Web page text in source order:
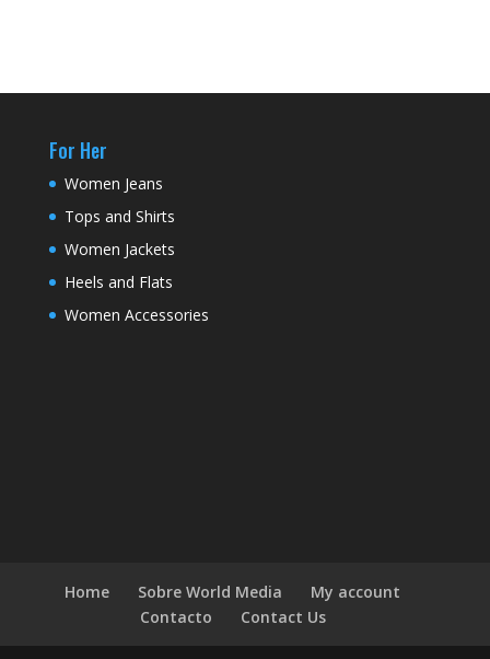
For Her
Women Jeans
Tops and Shirts
Women Jackets
Heels and Flats
Women Accessories
Home Sobre World Media
My account
Contacto
Contact Us